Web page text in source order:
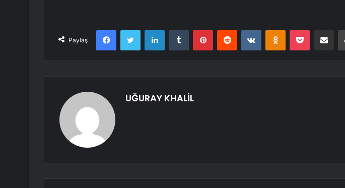
Paylaş
FacebookTwitter LinkedInTumblr PinterestReddit VKontakteOdnoklassniki
Pocket E-
UĞURAY KHALİL